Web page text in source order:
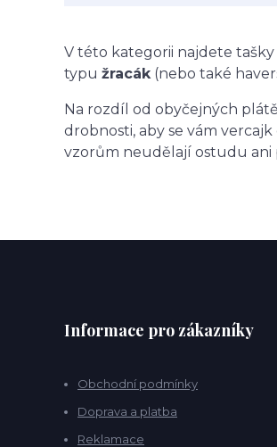
V této kategorii najdete
typu žracák(nebo také
Na rozdíl od obyčejných
drobnosti, aby se vám
vzorům neudělají ostudu ani
Informace pro zákazníky
Obchodní podmínky
Doprava a platba
Reklamace